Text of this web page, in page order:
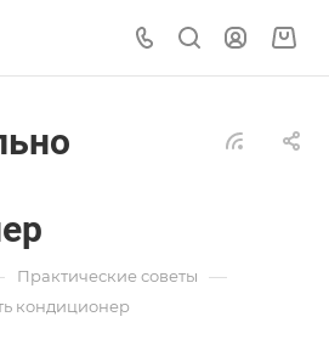
Практические советы —
кондиционер